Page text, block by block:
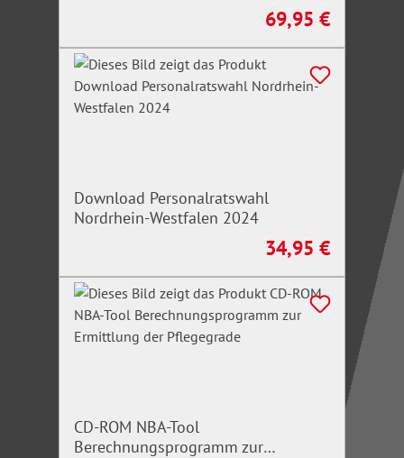
Regulärer Preis:
69,95 €
Download Personalratswahl
Nordrhein-Westfalen 2024
Regulärer Preis:
34,95 €
CD-ROM NBA-Tool
Berechnungsprogramm zur